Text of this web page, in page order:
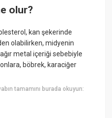
olur?
kan şekerinde
olabilirken, midyenin
metal içeriği sebebiyle
böbrek, karaciğer
tamamını burada okuyun: